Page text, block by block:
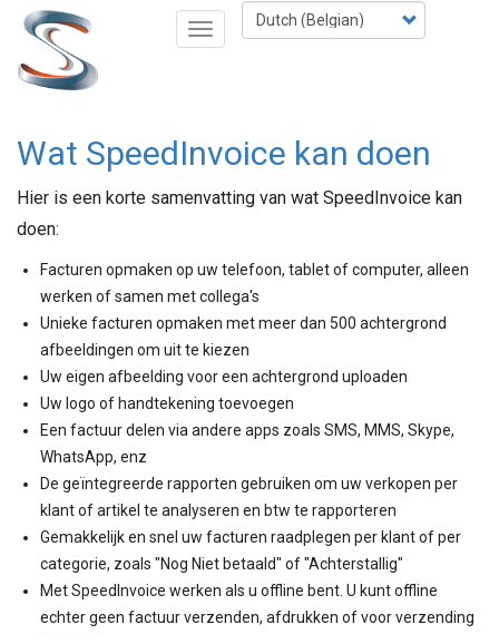
Skip
main
content
Select
your
Toggle
Wat SpeedInvoice kan doen
Hier is een korte samenvatting van wat SpeedInvoice kan
doen:
Facturen opmaken op uw telefoon, tablet of computer, alleen
werken of samen met collega's
Unieke facturen opmaken met meer dan 500 achtergrond
afbeeldingen om uit te kiezen
Uw eigen afbeelding voor een achtergrond uploaden
Uw logo of handtekening toevoegen
Een factuur delen via andere apps zoals SMS, MMS, Skype,
WhatsApp, enz
De geïntegreerde rapporten gebruiken om uw verkopen per
klant of artikel te analyseren en btw te rapporteren
Gemakkelijk en snel uw facturen raadplegen per klant of per
categorie, zoals "Nog Niet betaald" of "Achterstallig"
Met SpeedInvoice werken als u offline bent. U kunt offline
echter geen factuur verzenden, afdrukken of voor verzending